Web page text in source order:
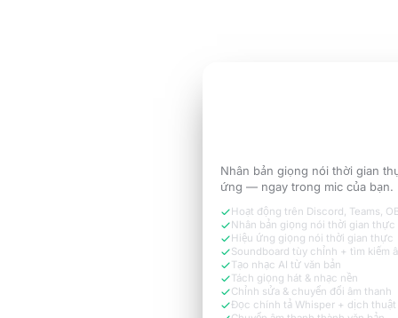
Nhân bản giọng nói thời gian
ứng — ngay trong mic của bạn.
Hoạt động trên Discord, Teams,
Nhân bản giọng nói thời gian thực
Hiệu ứng giọng nói thời gian thực
Soundboard tùy chỉnh + tìm kiếm
Tạo nhạc AI từ văn bản
Tách giọng hát & nhạc nền
Chỉnh sửa & chuyển đổi âm thanh
Đọc chính tả Whisper + dịch thuật